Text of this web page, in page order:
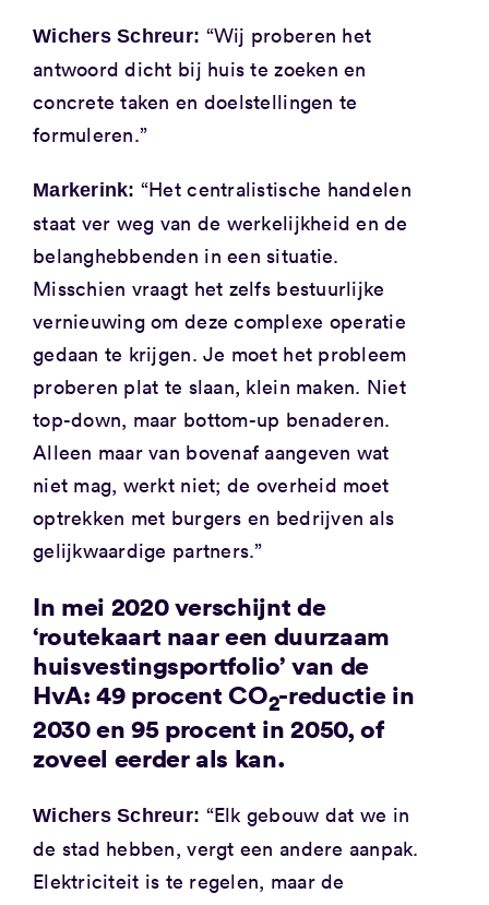
Wichers Schreur: “Wij proberen het
antwoord dicht bij huis te zoeken en
concrete taken en doelstellingen te
formuleren.”
Markerink: “Het centralistische handelen
staat ver weg van de werkelijkheid en de
belanghebbenden in een situatie.
Misschien vraagt het zelfs bestuurlijke
vernieuwing om deze complexe operatie
gedaan te krijgen. Je moet het probleem
proberen plat te slaan, klein maken. Niet
top-down, maar bottom-up benaderen.
Alleen maar van bovenaf aangeven wat
niet mag, werkt niet; de overheid moet
optrekken met burgers en bedrijven als
gelijkwaardige partners.”
In mei 2020 verschijnt de
‘routekaart naar een duurzaam
huisvestingsportfolio’ van de
HvA: 49 procent CO2-reductie in
2030 en 95 procent in 2050, of
zoveel eerder als kan.
Wichers Schreur: “Elk gebouw dat we in
de stad hebben, vergt een andere aanpak.
Elektriciteit is te regelen, maar de